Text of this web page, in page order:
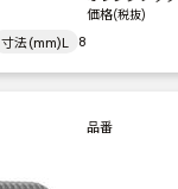
価格(税抜)
寸法(mm)L 8
品番